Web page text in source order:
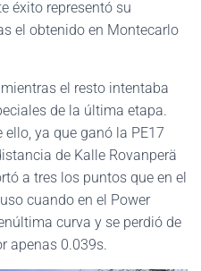
éxito representó su
el obtenido en Montecarlo
el resto intentaba
de la última etapa.
ya que ganó la PE17
de Kalle Rovanperä
a tres los puntos que en el
cuando en el Power
curva y se perdió de
apenas 0.039s.